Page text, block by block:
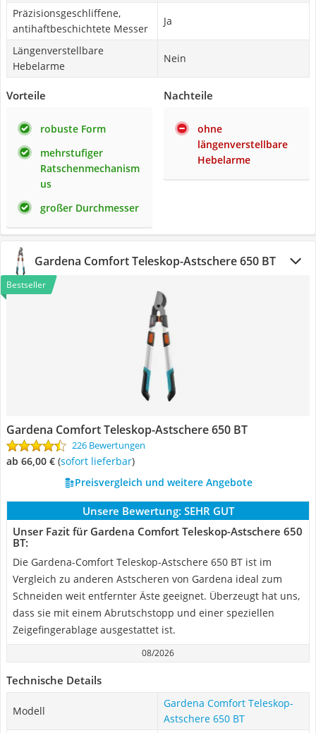
Präzisionsgeschliffene,
antihaftbeschichtete Messer
Ja
Längenverstellbare
Hebelarme
Nein
Vorteile
robuste Form
mehrstufiger
Ratschenmechanism
us
großer Durchmesser
Nachteile
ohne
längenverstellbare
Hebelarme
Gardena Comfort Teleskop-Astschere 650 BT
Bestseller
Gardena Comfort Teleskop-Astschere 650 BT
226 Bewertungen
ab 66,00 € ( Sofort lieferbar)
Preisvergleich und weitere Angebote
Unsere Bewertung: SEHR GUT
Unser Fazit für Gardena Comfort Teleskop-Astschere 650
BT:
Die Gardena-Comfort Teleskop-Astschere 650 BT ist im
Vergleich zu anderen Astscheren von Gardena ideal zum
Schneiden weit entfernter Äste geeignet. Überzeugt hat uns,
dass sie mit einem Abrutschstopp und einer speziellen
Zeigefingerablage ausgestattet ist.
08/2026
Technische Details
Modell
Gardena Comfort Teleskop-
Astschere 650 BT